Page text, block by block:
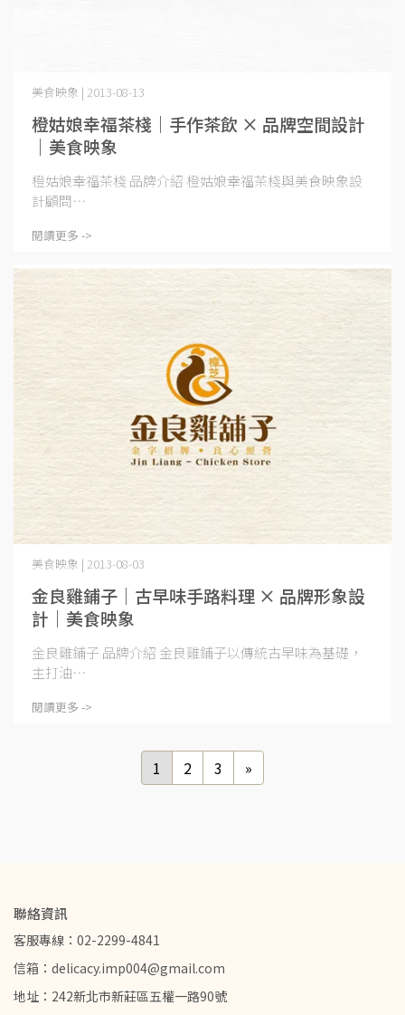
橙姑娘幸福茶棧｜手作茶飲 × 品牌空間設計
｜美食映象
美食映象 | 2013-08-13
橙姑娘幸福茶棧 品牌介紹 橙姑娘幸福茶棧與美食映象設
計顧問⋯
閱讀更多 ->
金良雞鋪子｜古早味手路料理 × 品牌形象設
計｜美食映象
美食映象 | 2013-08-03
金良雞鋪子 品牌介紹 金良雞鋪子以傳統古早味為基礎，
主打油⋯
閱讀更多 ->
1 2 3 »
聯絡資訊
客服專線：02-2299-4841
信箱：delicacy.imp004@gmail.com
地址：242新北市新莊區五權一路90號